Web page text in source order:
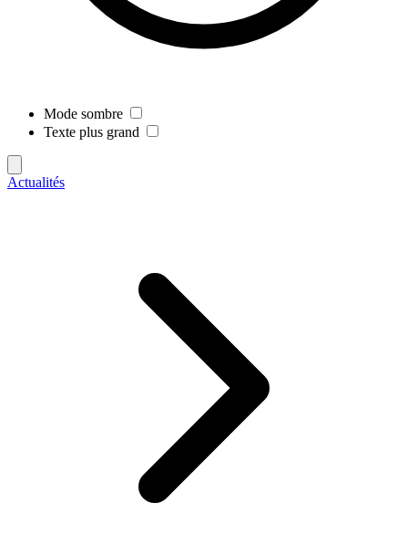
Mode sombre
Texte plus grand
Actualités